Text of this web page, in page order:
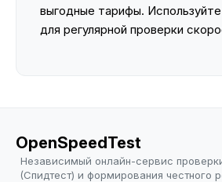
выгодные тарифы.
для регулярной проверки
OpenSpeedTest
Независимый онлайн-сервис
(Спидтест) и формирования честного